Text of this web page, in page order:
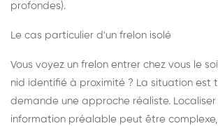
profondes).
Le cas particulier d'un frelon isolé
Vous voyez un frelon entrer chez vous le
nid identifié à proximité ? La situation est
demande une approche réaliste. Localiser
information préalable peut être